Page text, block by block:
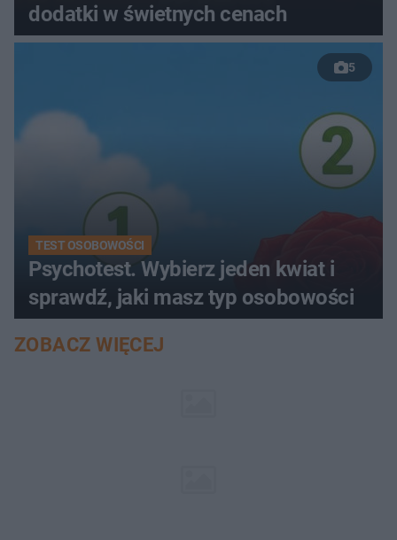
dodatki w świetnych cenach
5
TEST OSOBOWOŚCI
Psychotest. Wybierz jeden kwiat i
sprawdź, jaki masz typ osobowości
ZOBACZ WIĘCEJ